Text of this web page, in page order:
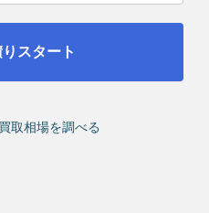
りスタート
取相場を調べる